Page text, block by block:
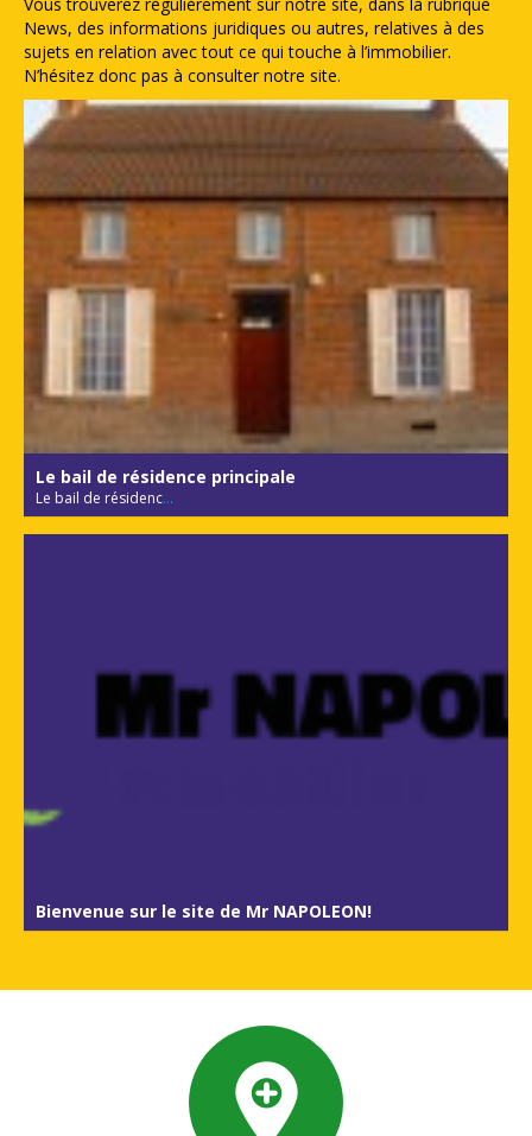
News, des informations juridiques ou autres, relatives à des
sujets en relation avec tout ce qui touche à l’immobilier.
N’hésitez donc pas à consulter notre site.
Le bail de résidence principale
Le bail de résidenc...
Bienvenue sur le site de Mr NAPOLEON!